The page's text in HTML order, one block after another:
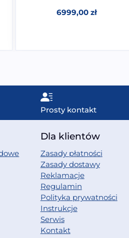
6999,00 zł
Prosty kontakt
Dla klientów
Zasady płatności
Zasady dostawy
Reklamacje
Regulamin
Polityka prywatności
Instrukcje
Serwis
Kontakt